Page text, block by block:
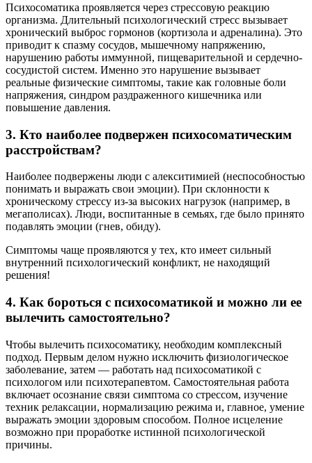
Психосоматика проявляется через стрессовую реакцию
организма. Длительный психологический стресс вызывает
хронический выброс гормонов (кортизола и адреналина). Это
приводит к спазму сосудов, мышечному напряжению,
нарушению работы иммунной, пищеварительной и сердечно-
сосудистой систем. Именно это нарушение вызывает
реальные физические симптомы, такие как головные боли
напряжения, синдром раздраженного кишечника или
повышение давления.
3. Кто наиболее подвержен психосоматическим
расстройствам?
Наиболее подвержены люди с алекситимией (неспособностью
понимать и выражать свои эмоции). При склонности к
хроническому стрессу из-за высоких нагрузок (например, в
мегаполисах). Люди, воспитанные в семьях, где было принято
подавлять эмоции (гнев, обиду).
Симптомы чаще проявляются у тех, кто имеет сильный
внутренний психологический конфликт, не находящий
решения!
4. Как бороться с психосоматикой и можно ли ее
вылечить самостоятельно?
Чтобы вылечить психосоматику, необходим комплексный
подход. Первым делом нужно исключить физиологическое
заболевание, затем — работать над психосоматикой с
психологом или психотерапевтом. Самостоятельная работа
включает осознание связи симптома со стрессом, изучение
техник релаксации, нормализацию режима и, главное, умение
выражать эмоции здоровым способом. Полное исцеление
возможно при проработке истинной психологической
причины.